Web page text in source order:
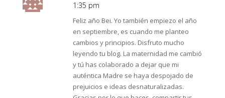
1:35 pm
Feliz año Bei. Yo también empiezo el año
en septiembre, es cuando me planteo
cambios y principios. Disfruto mucho
leyendo tu blog. La maternidad me cambió
y tú has colaborado a dejar que mi
auténtica Madre se haya despojado de
prejuicios e ideas desnaturalizadas.